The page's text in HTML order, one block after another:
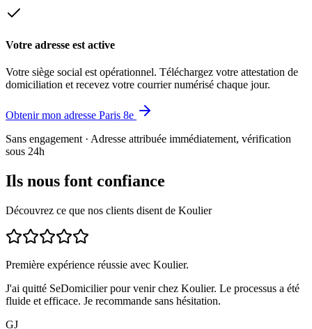
Votre adresse est active
Votre siège social est opérationnel. Téléchargez votre attestation de
domiciliation et recevez votre courrier numérisé chaque jour.
Obtenir mon adresse Paris 8e
Sans engagement · Adresse attribuée immédiatement, vérification
sous 24h
Ils nous font confiance
Découvrez ce que nos clients disent de Koulier
Première expérience réussie avec Koulier.
J'ai quitté SeDomicilier pour venir chez Koulier. Le processus a été
fluide et efficace. Je recommande sans hésitation.
GJ